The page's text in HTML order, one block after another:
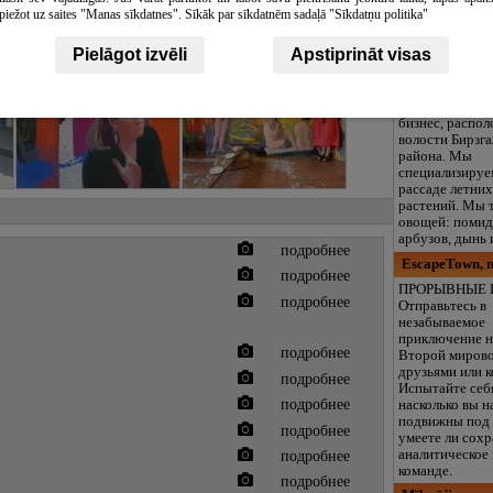
подробнее
подробнее
подробнее
подробнее
подробнее
подробнее
подробнее
подробнее
подробнее
Caddy,
XC 60.
Rasu
бизнес,
волости
района. Мы
рассаде
растений. Мы
овощей:
арбузов, дынь
EscapeTown,
ПРОРЫВНЫЕ
Отправьтесь в
незабываемое
приключение
Второй
друзьями или
Испытайте
насколько вы
подвижны под
умеете ли
команде.
uz saites "Manas sīkdatnes". Sīkāk par sīkdatnēm sadaļā "Sīkdatņu politika"
Pielāgot izvēli Apstiprināt visas